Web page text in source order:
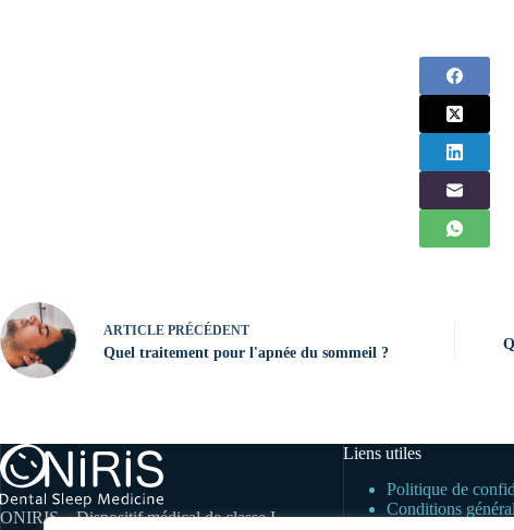
ARTICLE PRÉCÉDENT
Quel traitement pour l'apnée du sommeil ?
ONIRIS – Dispositif médical de classe I
Liens utiles
Politique de
Conditions